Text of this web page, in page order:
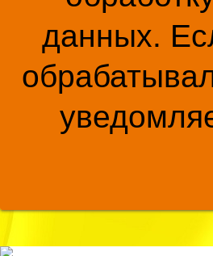
данных.